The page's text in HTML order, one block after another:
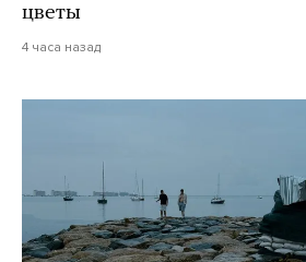
цветы
4 часа назад